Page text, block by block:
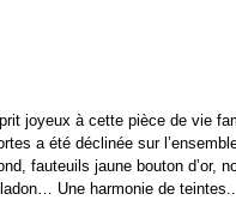
joyeux à cette pièce de vie
a été déclinée sur
fauteuils jaune bouton d’or,
Une harmonie de